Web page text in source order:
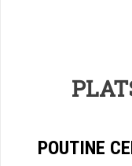
POUTINE